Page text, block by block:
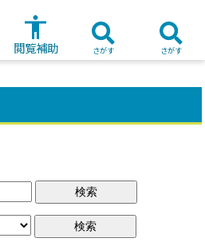
閲覧補助 さがす さがす